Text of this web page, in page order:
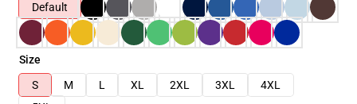
Default
Size
S
M L XL 2XL 3XL
4XL